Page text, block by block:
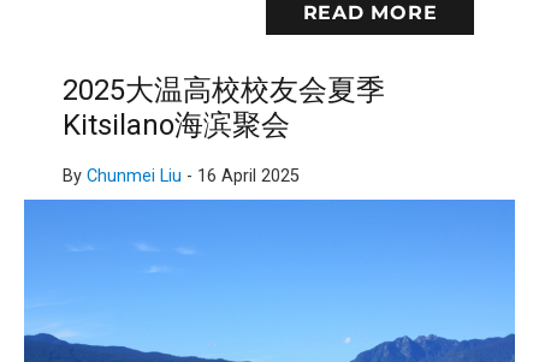
READ MORE
2025大温高校校友会夏季
Kitsilano海滨聚会
By Chunmei Liu - 16 April 2025